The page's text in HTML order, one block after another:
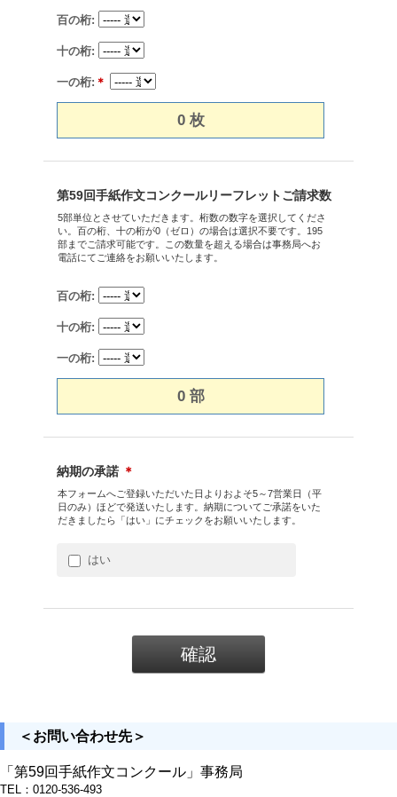
百の桁:
十の桁:
一の桁: ＊
0
第59回手紙作文コンクールリーフレットご請求数
5部単位とさせていただきます。桁数の数字を選択してくださ
い。百の桁、十の桁が0（ゼロ）の場合は選択不要です。195
部までご請求可能です。この数量を超える場合は事務局へお
電話にてご連絡をお願いいたします。
百の桁:
十の桁:
一の桁:
0
納期の承諾 ＊
本フォームへご登録いただいた日よりおよそ5～7営業日（平
日のみ）ほどで発送いたします。納期についてご承諾をいた
だきましたら「はい」にチェックをお願いいたします。
はい
＜お問い合わせ先＞
「第59回手紙作文コンクール」事務局
TEL：0120-536-493